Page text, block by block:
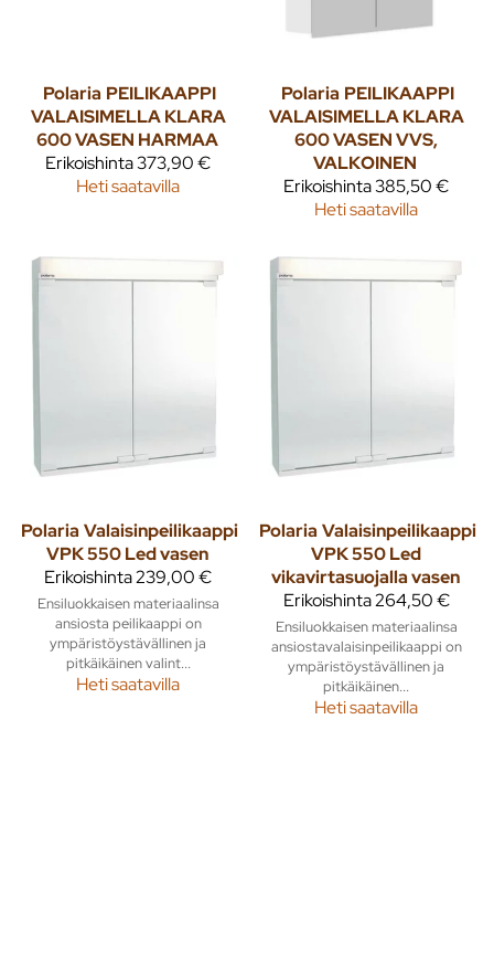
Polaria PEILIKAAPPI
VALAISIMELLA KLARA
600 VASEN HARMAA
Erikoishinta373,90 €
Heti saatavilla
Polaria PEILIKAAPPI
VALAISIMELLA KLARA
600 VASEN VVS,
VALKOINEN
Erikoishinta385,50 €
Heti saatavilla
Polaria Valaisinpeilikaappi
VPK 550 Led vasen
Erikoishinta239,00 €
Ensiluokkaisen materiaalinsa
ansiosta peilikaappi on
ympäristöystävällinen ja
pitkäikäinen valint...
Heti saatavilla
Polaria Valaisinpeilikaappi
VPK 550 Led
vikavirtasuojalla vasen
Erikoishinta264,50 €
Ensiluokkaisen materiaalinsa
ansiostavalaisinpeilikaappi on
ympäristöystävällinen ja
pitkäikäinen...
Heti saatavilla